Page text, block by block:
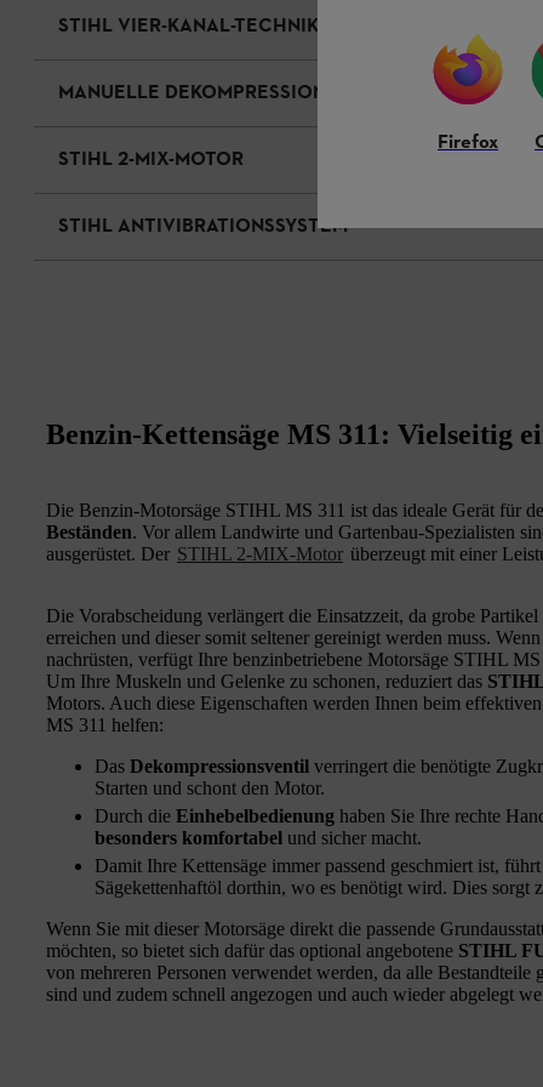
STIHL VIER-KANAL-TECHNIK
MANUELLE DEKOMPRESSION
STIHL 2-MIX-MOTOR
STIHL ANTIVIBRATIONSSYSTEM
Benzin-Kettensäge MS 311: Vielseitig
Die Benzin-Motorsäge STIHL MS 311 ist das ideale Gerät für
Beständen. Vor allem Landwirte und Gartenbau-Spezialisten
ausgerüstet. Der STIHL 2-MIX-Motor überzeugt mit einer
Die Vorabscheidung verlängert die Einsatzzeit, da grobe
erreichen und dieser somit seltener gereinigt werden muss.
nachrüsten, verfügt Ihre benzinbetriebene Motorsäge STIHL
Um Ihre Muskeln und Gelenke zu schonen, reduziert das
Motors. Auch diese Eigenschaften werden Ihnen beim
MS 311 helfen:
Das Dekompressionsventil verringert die benötigte
Starten und schont den Motor.
Durch die Einhebelbedienung haben Sie Ihre rechte
besonders komfortabel und sicher macht.
Damit Ihre Kettensäge immer passend geschmiert ist,
Sägekettenhaftöl dorthin, wo es benötigt wird. Dies sorgt
Wenn Sie mit dieser Motorsäge direkt die passende
möchten, so bietet sich dafür das optional angebotene STIHL
von mehreren Personen verwendet werden, da alle
sind und zudem schnell angezogen und auch wieder abgelegt
Firefox